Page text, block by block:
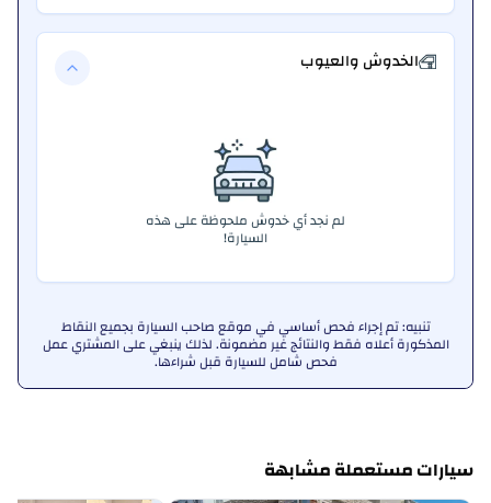
الخدوش والعيوب
لم نجد أي خدوش ملحوظة على هذه
السيارة!
تنبيه: تم إجراء فحص أساسي في موقع صاحب السيارة بجميع النقاط
المذكورة أعلاه فقط والنتائج غير مضمونة. لذلك ينبغي على المشتري عمل
فحص شامل للسيارة قبل شراءها.
سيارات مستعملة مشابهة